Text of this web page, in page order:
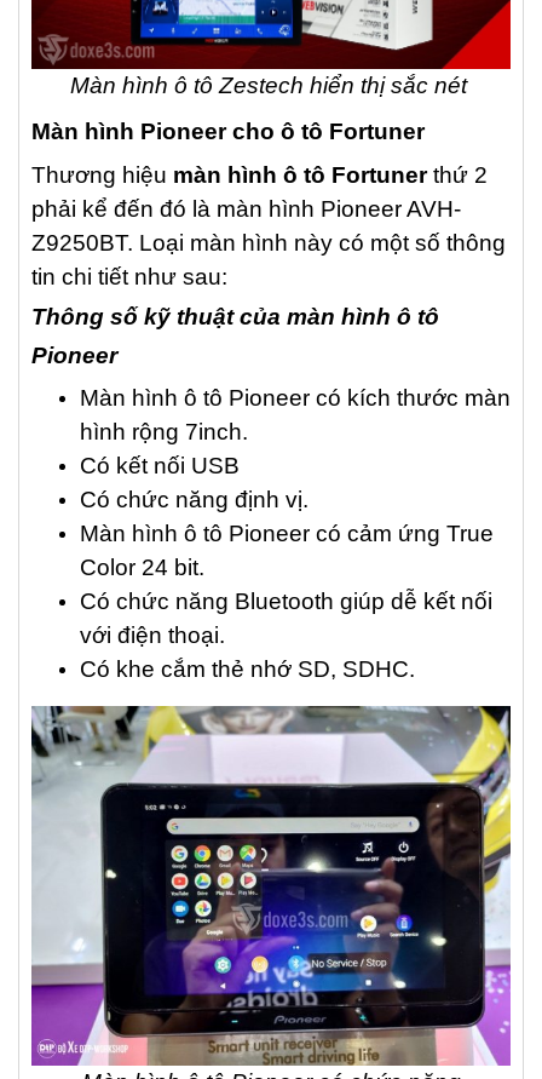
Màn hình ô tô Zestech hiển thị sắc nét
Màn hình Pioneer cho ô tô Fortuner
Thương hiệu màn hình ô tô Fortunerthứ 2
phải kể đến đó là màn hình Pioneer AVH-
Z9250BT. Loại màn hình này có một số thông
tin chi tiết như sau:
Thông số kỹ thuật của màn hình ô tô
Pioneer
Màn hình ô tô Pioneer có kích thước màn
hình rộng 7inch.
Có kết nối USB
Có chức năng định vị.
Màn hình ô tô Pioneer có cảm ứng True
Color 24 bit.
Có chức năng Bluetooth giúp dễ kết nối
với điện thoại.
Có khe cắm thẻ nhớ SD, SDHC.